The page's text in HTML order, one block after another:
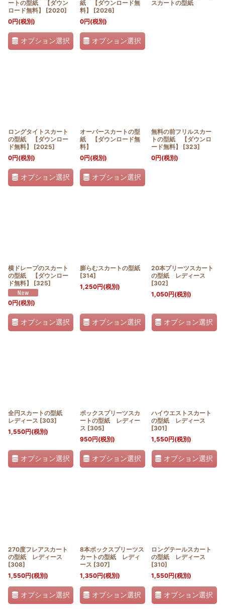
ートの型紙 【ダウン
ロード無料】
[2020]
0円(税別)
オプション選択
紙 【ダウンロード無
料】
[2026]
0円(税別)
オプション選択
スカートの型紙
ロングタイトスカート
の型紙 【ダウンロー
ド無料】
[2025]
0円(税別)
オプション選択
オーバースカートの型
紙 【ダウンロード無
料】
0円(税別)
オプション選択
無料の前フリルスカー
トの型紙 【ダウンロ
ード無料】
[323]
0円(税別)
横ドレープのスカート
の型紙 【ダウンロー
ド無料】
[325]
0円(税別)
オプション選択
膨らむスカートの型紙
[314]
1,250円(税別)
オプション選択
20本プリーツスカート
の型紙 レディース
[302]
1,050円(税別)
オプション選択
全円スカートの型紙
レディース [303]
1,550円(税別)
オプション選択
ボックスプリーツスカ
ートの型紙 レディー
ス [305]
950円(税別)
オプション選択
ハイウエストスカート
の型紙 レディース
[301]
1,550円(税別)
オプション選択
270度フレアスカート
の型紙 レディース
[308]
1,550円(税別)
オプション選択
8本ボックスプリーツス
カートの型紙 レディ
ース [307]
1,350円(税別)
オプション選択
ロングテールスカート
の型紙 レディース
[310]
1,550円(税別)
オプション選択